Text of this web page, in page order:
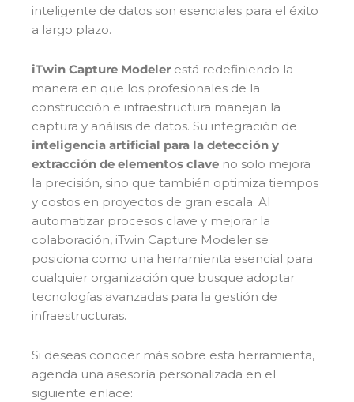
inteligente de datos son esenciales para el éxito
a largo plazo.
iTwin Capture Modeler está redefiniendo la
manera en que los profesionales de la
construcción e infraestructura manejan la
captura y análisis de datos. Su integración de
inteligencia artificial para la detección y
extracción de elementos clave no solo mejora
la precisión, sino que también optimiza tiempos
y costos en proyectos de gran escala. Al
automatizar procesos clave y mejorar la
colaboración, iTwin Capture Modeler se
posiciona como una herramienta esencial para
cualquier organización que busque adoptar
tecnologías avanzadas para la gestión de
infraestructuras.
Si deseas conocer más sobre esta herramienta,
agenda una asesoría personalizada en el
siguiente enlace: